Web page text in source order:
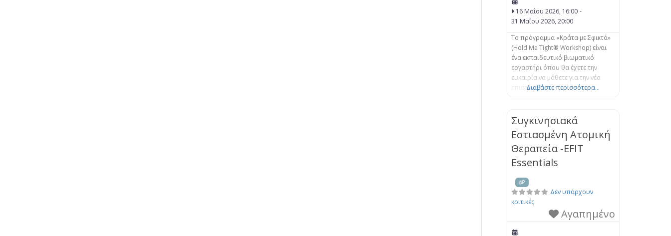
16 Μαΐου 2026, 16:00 -
31 Μαΐου 2026, 20:00
Το πρόγραμμα «Κράτα με Σφικτά»
(Hold Me Tight® Workshop) είναι
ένα εκπαιδευτικό βιωματικό
εργαστήρι όπου θα έχετε την
ευκαιρία να μάθετε για την νέα
επιστήμη της αγάπης και να
μια ουσιαστική σύνδεση με τον/ την
σύντροφό σας. Στο EFT, βοηθάμε
τα ζευγάρια να μάθουν πώς να
αντιμετωπίζουν μαζί τα
συναισθήματά τους, να
προσεγγίζουν
Διαβάστε περισσότερα...
Συγκινησιακά
Εστιασμένη Ατομική
Θεραπεία -EFIT
Essentials
Δεν υπάρχουν
κριτικές
Αγαπημένο